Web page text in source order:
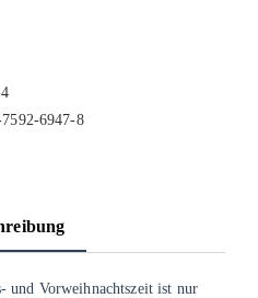
6947-8
und Vorweihnachtszeit ist nur